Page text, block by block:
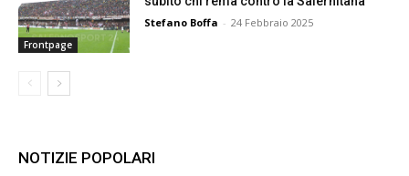
Frontpage
Stefano Boffa - 24 Febbraio 2025
NOTIZIE POPOLARI